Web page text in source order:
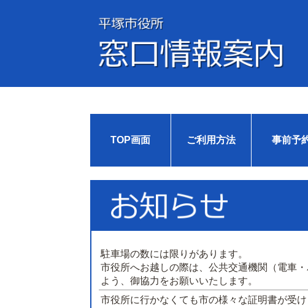
TOP画面 ご利用方法 事前予
駐車場の数には限りがあります。
市役所へお越しの際は、公共交通機関（電車
よう、御協力をお願いいたします。
市役所に行かなくても市の様々な証明書が受